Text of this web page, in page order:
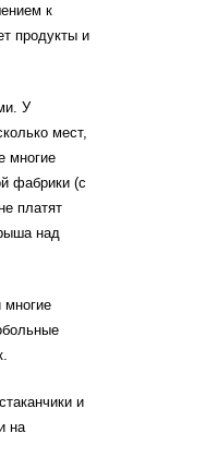
к
продукты и
У
мест,
многие
фабрики (с
платят
над
многие
и
на